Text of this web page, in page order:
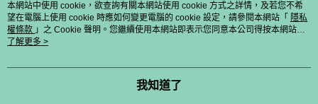
熱門標籤
本網站中使用 cookie，欲查詢有關本網站使用 cookie 方式之詳情，及若您不希
望在電腦上使用 cookie 時應如何變更電腦的 cookie 設定，請參閱本網站「 隱私
權條款 」之 Cookie 聲明。您繼續使用本網站即表示您同意本公司得按本網站使
用條款之 Cookie 聲明使用 cookie。
了解更多 >
我知道了